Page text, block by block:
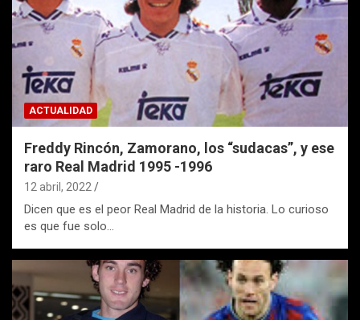
ACTUALIDAD
Freddy Rincón, Zamorano, los “sudacas”, y ese
raro Real Madrid 1995 -1996
12 abril, 2022
Dicen que es el peor Real Madrid de la historia. Lo curioso
es que fue solo…